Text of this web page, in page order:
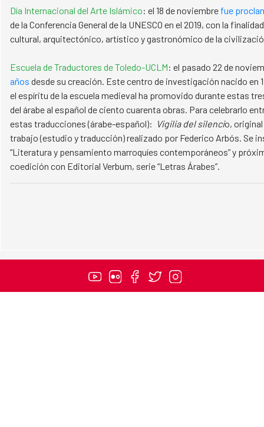
Día Internacional del Arte Islámico: el 18 de noviembre fue
de la Conferencia General de la UNESCO en el 2019, con la
cultural, arquitectónico, artístico y gastronómico de la
Escuela de Traductores de Toledo-UCLM: el pasado 22 de
años desde su creación. Este centro de investigación nacido en
el espíritu de la escuela medieval ha promovido durante estas
del árabe al español de ciento cuarenta obras. Para celebrarlo
estas traducciones (árabe-español): Vigilia del silencio,
trabajo (estudio y traducción) realizado por Federico Arbós. Se
“Literatura y pensamiento marroquíes contemporáneos” y
coedición con Editorial Verbum, serie “Letras Árabes”.